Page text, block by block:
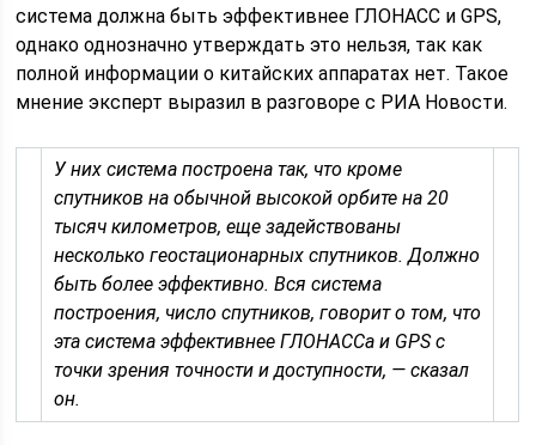
система должна быть эффективнее ГЛОНАСС и GPS,
однако однозначно утверждать это нельзя, так как
полной информации о китайских аппаратах нет. Такое
мнение эксперт выразил в разговоре с РИА Новости.
У них система построена так, что кроме
спутников на обычной высокой орбите на 20
тысяч километров, еще задействованы
несколько геостационарных спутников. Должно
быть более эффективно. Вся система
построения, число спутников, говорит о том, что
эта система эффективнее ГЛОНАССа и GPS с
точки зрения точности и доступности, — сказал
он.